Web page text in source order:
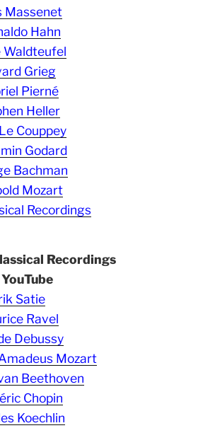
Massenet
Hahn
Waldteufel
Grieg
Pierné
Heller
Couppey
Godard
Bachman
Mozart
Recordings
Recordings
Satie
Ravel
Debussy
Mozart
Beethoven
Chopin
Koechlin